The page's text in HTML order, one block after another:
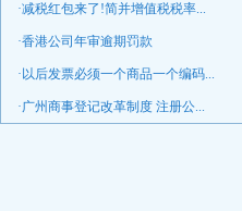
·减税红包来了!简并增值税税率...
·香港公司年审逾期罚款
·以后发票必须一个商品一个编码...
·广州商事登记改革制度 注册公...